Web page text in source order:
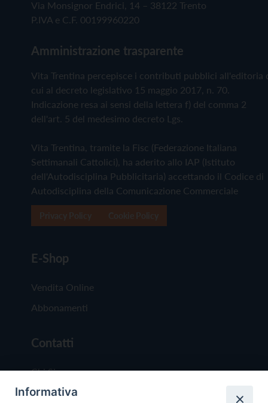
Via Monsignor Endrici, 14 – 38122 Trento
P.IVA e C.F. 00199960220
Amministrazione trasparente
Vita Trentina percepisce i contributi pubblici all'editoria
cui al decreto legislativo 15 maggio 2017, n. 70.
Indicazione resa ai sensi della lettera f) del comma 2
dell'art. 5 del medesimo decreto Lgs.
Vita Trentina, tramite la Fisc (Federazione Italiana
Settimanali Cattolici), ha aderito allo IAP (Istituto
dell'Autodisciplina Pubblicitaria) accettando il Codice di
Autodisciplina della Comunicazione Commerciale
E-Shop
Vendita Online
Abbonamenti
Contatti
Chi Siamo
Redazione
Informativa